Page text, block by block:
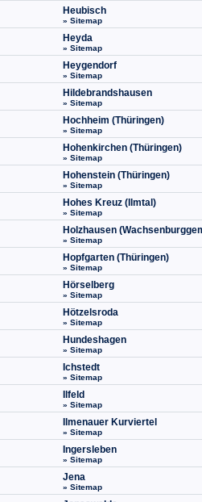
Heubisch
» Sitemap
Heyda
» Sitemap
Heygendorf
» Sitemap
Hildebrandshausen
» Sitemap
Hochheim (Thüringen)
» Sitemap
Hohenkirchen (Thüringen)
» Sitemap
Hohenstein (Thüringen)
» Sitemap
Hohes Kreuz (Ilmtal)
» Sitemap
Holzhausen
» Sitemap
Hopfgarten (Thüringen)
» Sitemap
Hörselberg
» Sitemap
Hötzelsroda
» Sitemap
Hundeshagen
» Sitemap
Ichstedt
» Sitemap
Ilfeld
» Sitemap
Ilmenauer Kurviertel
» Sitemap
Ingersleben
» Sitemap
Jena
» Sitemap